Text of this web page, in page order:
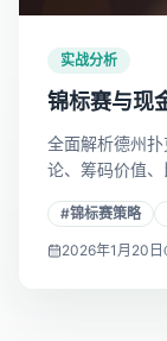
实战分析
锦标赛与现
析
全面解析德州
论、筹码价值
#锦标赛策略
2026年1月20日